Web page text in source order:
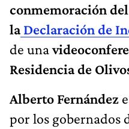
conmemoración
laDeclaración de
de una
Residencia de
Alberto Fernández
por los gobernados